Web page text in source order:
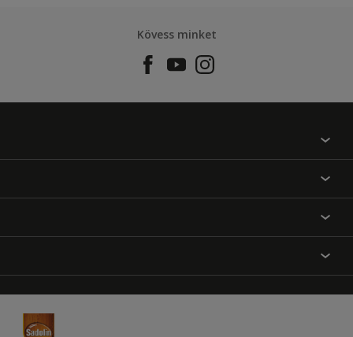
Kövess minket
Üzlet kereső
Inspiráció
Hozzáférhetőség
Dulux